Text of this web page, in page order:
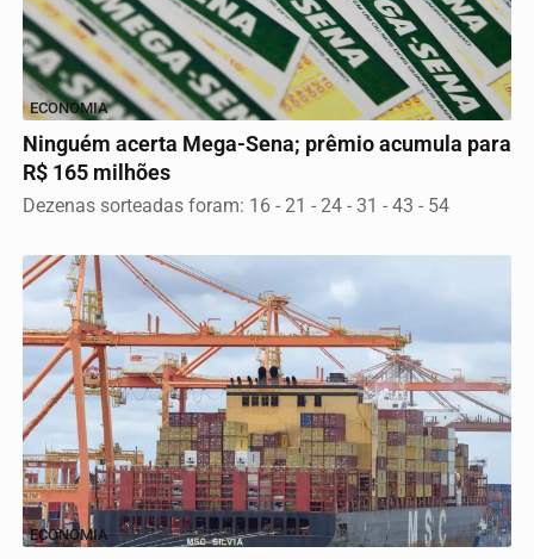
ECONOMIA
Ninguém acerta Mega-Sena; prêmio acumula para
R$ 165 milhões
Dezenas sorteadas foram: 16 - 21 - 24 - 31 - 43 - 54
ECONOMIA